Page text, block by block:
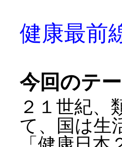
健康最前
今回のテ
２１世紀、
て、国は生